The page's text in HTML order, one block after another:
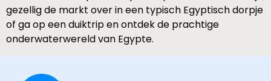
gezellig de markt over in een typisch Egyptisch dorpje
of ga op een duiktrip en ontdek de prachtige
onderwaterwereld van Egypte.